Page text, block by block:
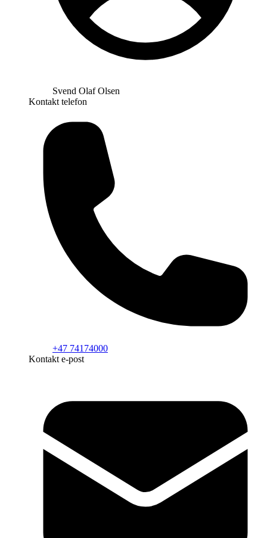
Svend Olaf Olsen
Kontakt telefon
+47 74174000
Kontakt e-post